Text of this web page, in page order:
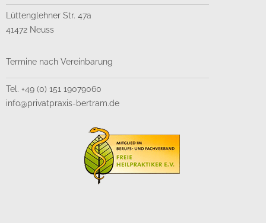
Lüttenglehner Str. 47a
41472 Neuss
Termine nach Vereinbarung
Tel. +49 (0) 151 19079060
info@privatpraxis-bertram.de